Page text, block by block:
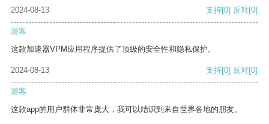
2024-08-13
支持[0] 反对[0]
游客
这款加速器VPM应用程序提供了顶级的安全性和隐私保护。
2024-08-13 支持[0] 反对[0]
游客
这款app的用户群体非常庞大，我可以结识到来自世界各地的朋友。